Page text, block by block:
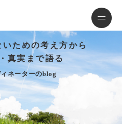
ための考え方から
真実まで語る
ネーターのblog